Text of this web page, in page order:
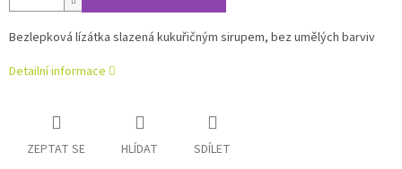
Bezlepková lízátka slazená kukuřičným sirupem, bez umělých barviv
Detailní informace
ZEPTAT SE HLÍDAT SDÍLET